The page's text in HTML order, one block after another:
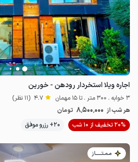
اجاره ویلا استخردار رودهن - خورین
3 خوابه . 300 متر . تا 15 مهمان 4.7 (11 نظر)
هر شب از 8٬500٬000 تومان
20% تخفیف از 10 شب
20+ رزرو موفق
مـمـتــــــاز